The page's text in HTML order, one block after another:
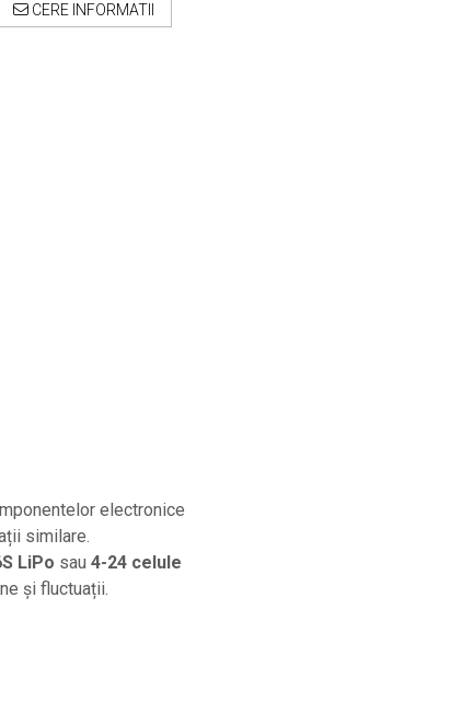
CERE INFORMATII
electronice
similare.
LiPo sau 4-24 celule
și fluctuații.